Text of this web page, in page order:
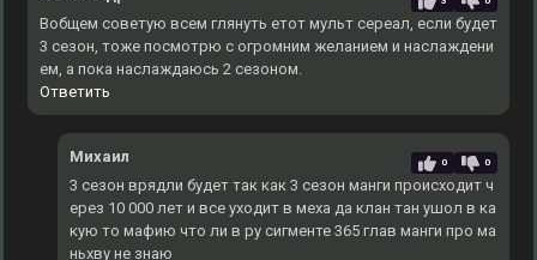
Вобщем советую всем глянуть етот мульт сереал, если будет
3 сезон, тоже посмотрю с огромним желанием и наслаждени
ем, а пока наслаждаюсь 2 сезоном.
Ответить
Михаил 0 0
3 сезон врядли будет так как 3 сезон манги происходит ч
ерез 10 000 лет и все уходит в меха да клан тан ушол в ка
кую то мафию что ли в ру сигменте 365 глав манги про ма
ньхву не знаю